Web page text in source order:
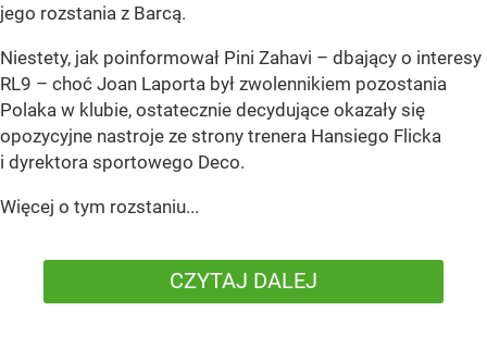
jego rozstania z Barcą.
Niestety, jak poinformował Pini Zahavi – dbający o interesy
RL9 – choć Joan Laporta był zwolennikiem pozostania
Polaka w klubie, ostatecznie decydujące okazały się
opozycyjne nastroje ze strony trenera Hansiego Flicka
i dyrektora sportowego Deco.
Więcej o tym rozstaniu...
CZYTAJ DALEJ